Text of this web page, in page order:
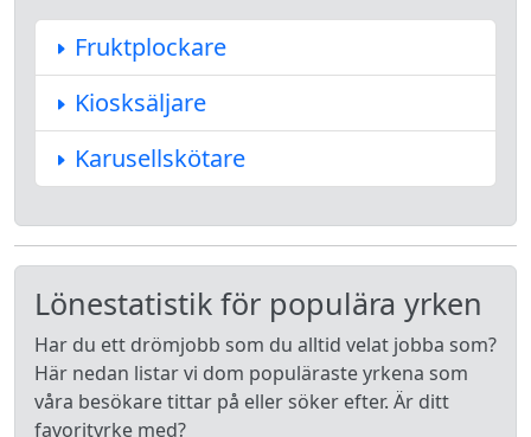
Fruktplockare
Kiosksäljare
Karusellskötare
Lönestatistik för populära yrken
Har du ett drömjobb som du alltid velat jobba som?
Här nedan listar vi dom populäraste yrkena som
våra besökare tittar på eller söker efter. Är ditt
favorityrke med?